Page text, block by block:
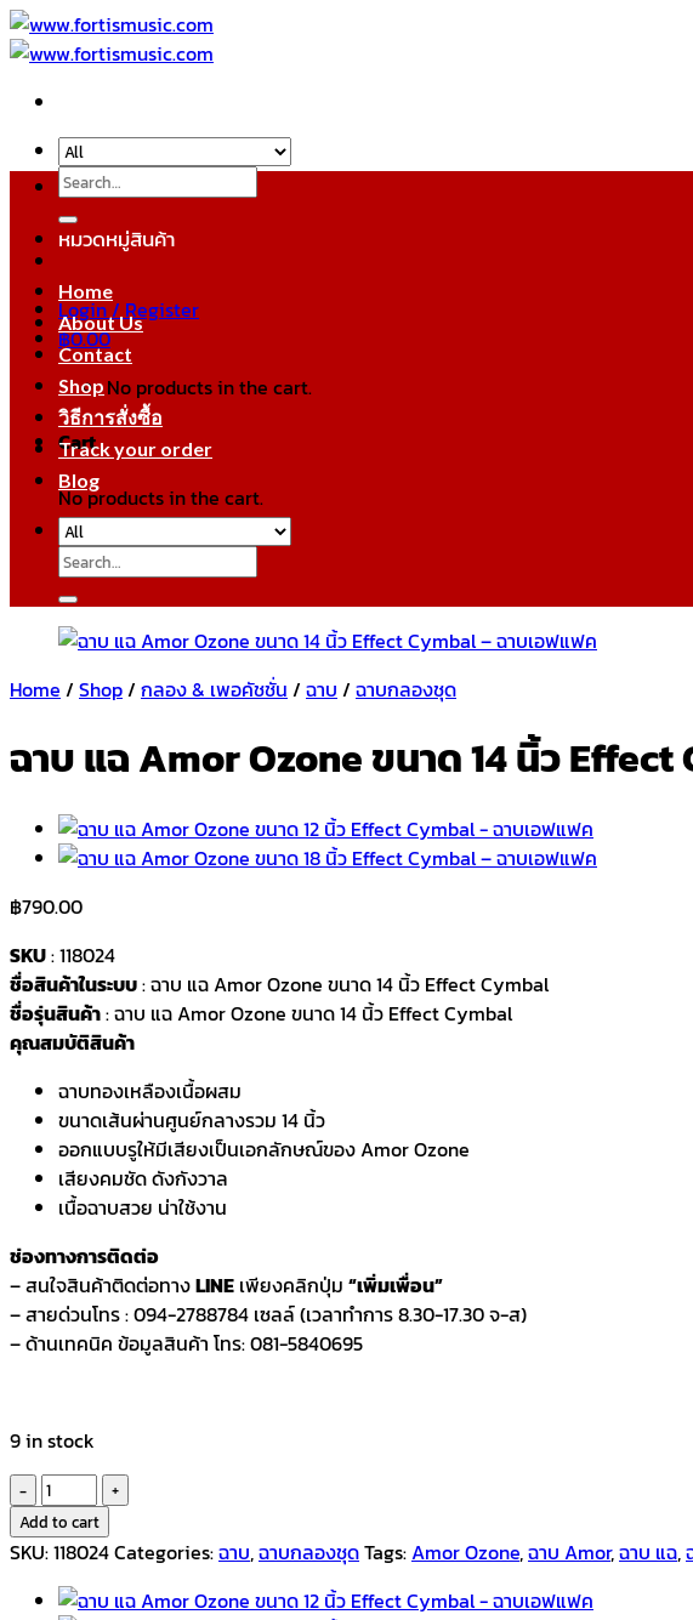
Skip
to
Search
for:
Login / Register
฿0.00
No products in the cart.
Cart
No products in the cart.
หมวดหมู่สินค้า
Home
About Us
Contact
Shop
วิธีการสั่งซื้อ
Track your order
Blog
Search
for:
Home / Shop/ กลอง & เพอคัชชั่น / ฉาบ / ฉาบกลองชุด
ฉาบ แฉ Amor Ozone ขนาด 14 นิ้ว
฿790.00
SKU: 118024
ชื่อสินค้าในระบบ: ฉาบ แฉ Amor Ozone ขนาด 14 นิ้ว Effect Cymbal
ชื่อรุ่นสินค้า: ฉาบ แฉ Amor Ozone ขนาด 14 นิ้ว Effect Cymbal
คุณสมบัติสินค้า
ฉาบทองเหลืองเนื้อผสม
ขนาดเส้นผ่านศูนย์กลางรวม 14 นิ้ว
ออกแบบรูให้มีเสียงเป็นเอกลักษณ์ของ Amor Ozone
เสียงคมชัด ดังกังวาล
เนื้อฉาบสวย น่าใช้งาน
ช่องทางการติดต่อ
– สนใจสินค้าติดต่อทางLINE เพียงคลิกปุ่ม “เพิ่มเพื่อน”
– สายด่วนโทร : 094-2788784 เซลล์ (เวลาทำการ 8.30-17.30 จ-ส)
– ด้านเทคนิค ข้อมูลสินค้า โทร: 081-5840695
9 in stock
ฉาบ
แฉ
Amor
ขนาด
Add to cart
SKU:118024Categories:ฉาบ,ฉาบกลองชุดTags:Amor Ozone,ฉาบ Amor,ฉาบ แฉ,